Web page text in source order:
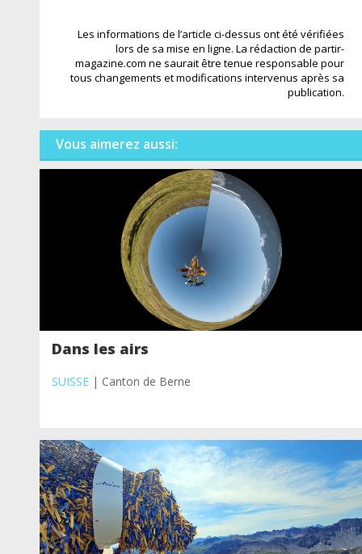
Les informations de l’article ci-dessus ont été vérifiées
lors de sa mise en ligne. La rédaction de partir-
magazine.com ne saurait être tenue responsable pour
tous changements et modifications intervenus après sa
publication.
Vous aimerez aussi:
Dans les airs
SUISSE| Canton de Berne